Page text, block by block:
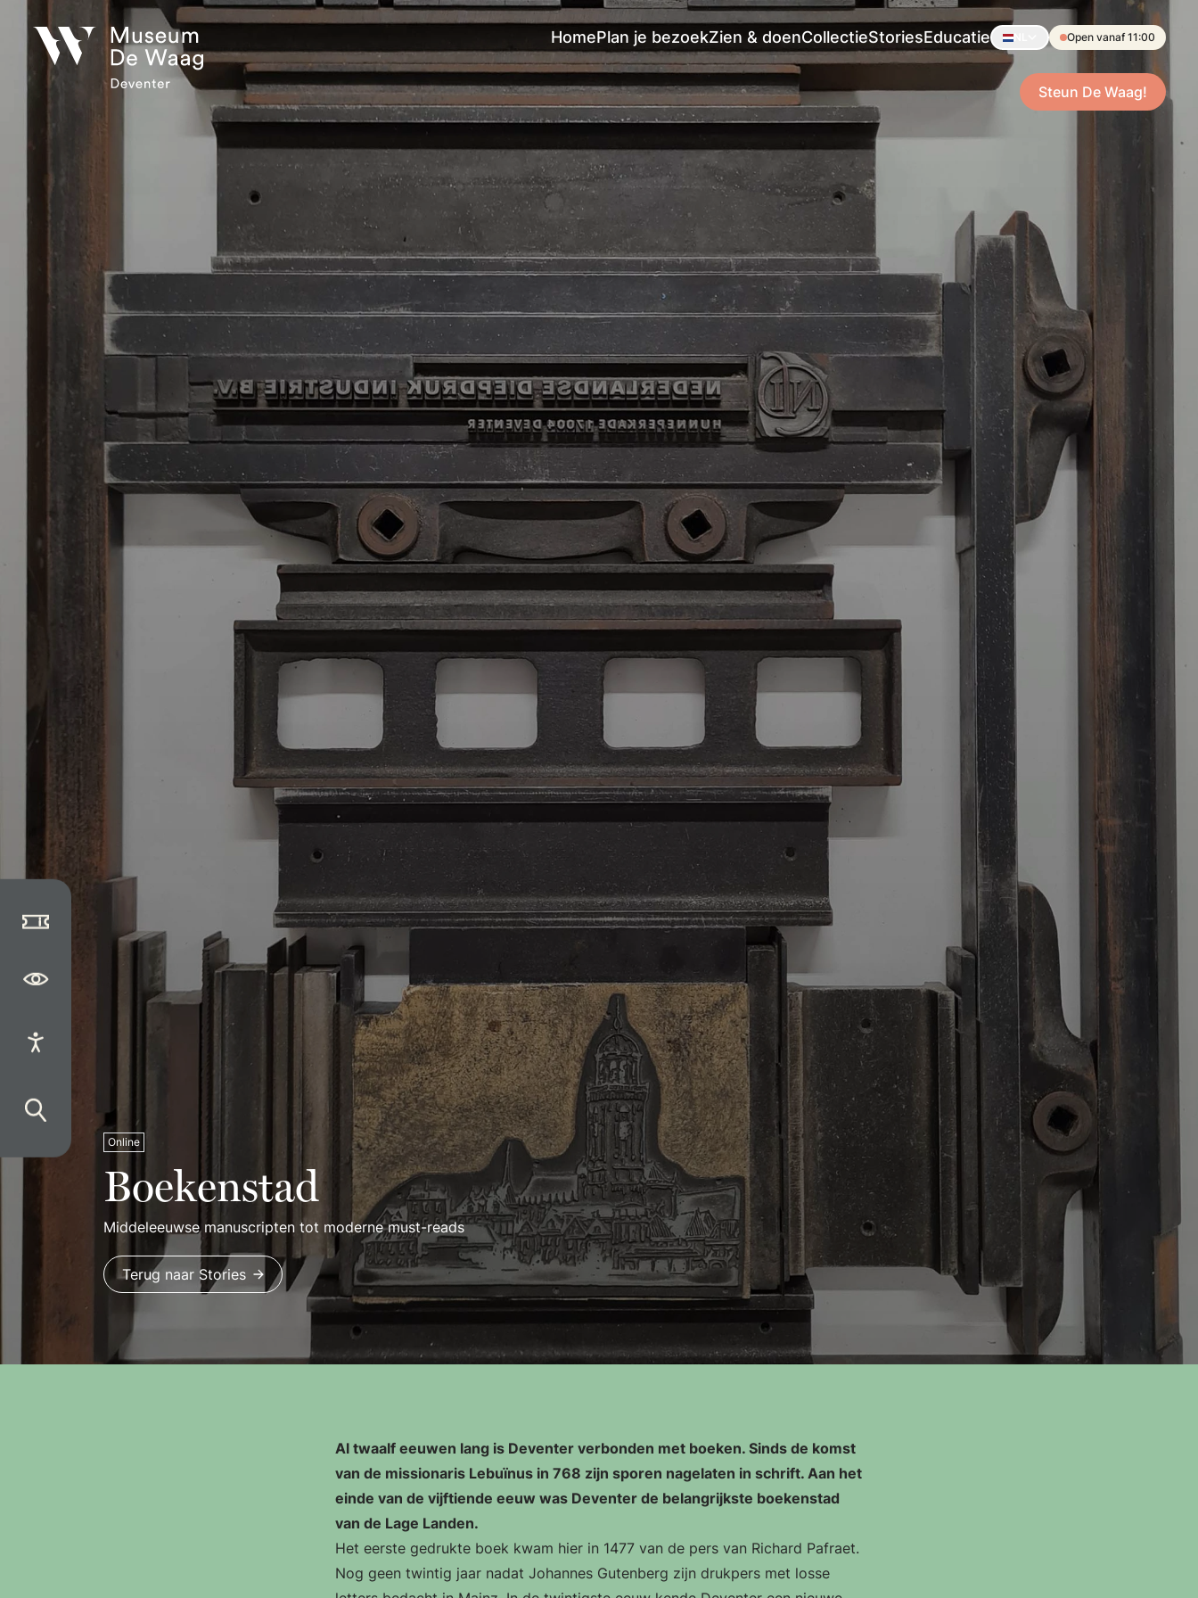
HomePlan je bezoekZien & doenCollectieStoriesEducatie Open vanaf 11:00
Steun De Waag!
Online
Boekenstad
Middeleeuwse manuscripten tot moderne must-reads
Terug naar Stories
Al twaalf eeuwen lang is Deventer verbonden met boeken. Sinds de komst
van de missionaris Lebuïnus in 768 zijn sporen nagelaten in schrift. Aan het
einde van de vijftiende eeuw was Deventer de belangrijkste boekenstad
van de Lage Landen.
Het eerste gedrukte boek kwam hier in 1477 van de pers van Richard Pafraet.
Nog geen twintig jaar nadat Johannes Gutenberg zijn drukpers met losse